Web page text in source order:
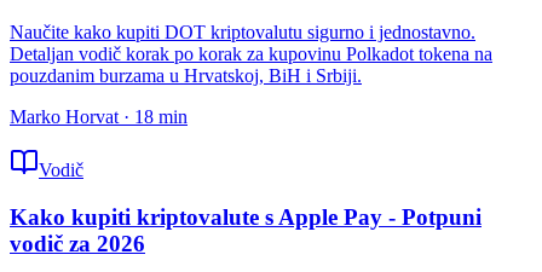
Naučite kako kupiti DOT kriptovalutu sigurno i jednostavno.
Detaljan vodič korak po korak za kupovinu Polkadot tokena na
pouzdanim burzama u Hrvatskoj, BiH i Srbiji.
Marko Horvat · 18 min
Vodič
Kako kupiti kriptovalute s Apple Pay - Potpuni
vodič za 2026